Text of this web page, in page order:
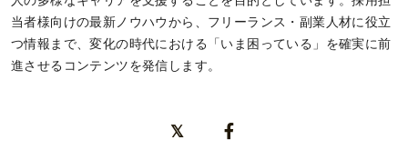
当者様向けの最新ノウハウから、フリーランス・副業人材に役立
つ情報まで、変化の時代における「いま困っている」を確実に前
進させるコンテンツを発信します。